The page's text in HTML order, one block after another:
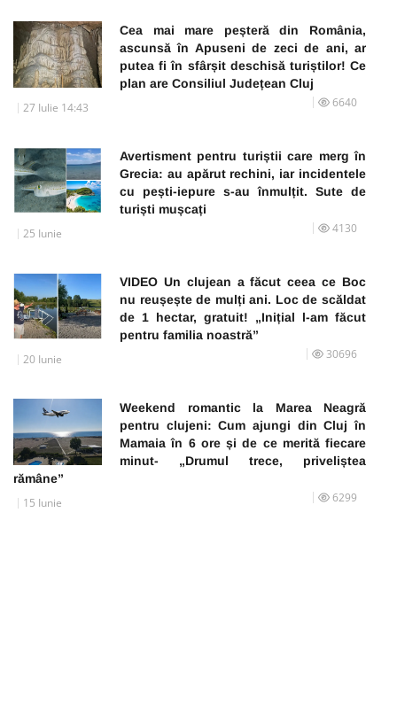
Cea mai mare peșteră din România,
ascunsă în Apuseni de zeci de ani, ar
putea fi în sfârșit deschisă turiștilor! Ce
plan are Consiliul Județean Cluj
27 Iulie 14:43 6640
Avertisment pentru turiștii care merg în
Grecia: au apărut rechini, iar incidentele
cu pești-iepure s-au înmulțit. Sute de
turiști mușcați
25 Iunie 4130
VIDEO Un clujean a făcut ceea ce Boc
nu reușește de mulți ani. Loc de scăldat
de 1 hectar, gratuit! „Inițial l-am făcut
pentru familia noastră”
20 Iunie 30696
Weekend romantic la Marea Neagră
pentru clujeni: Cum ajungi din Cluj în
Mamaia în 6 ore și de ce merită fiecare
minut- „Drumul trece, priveliștea
rămâne”
15 Iunie 6299